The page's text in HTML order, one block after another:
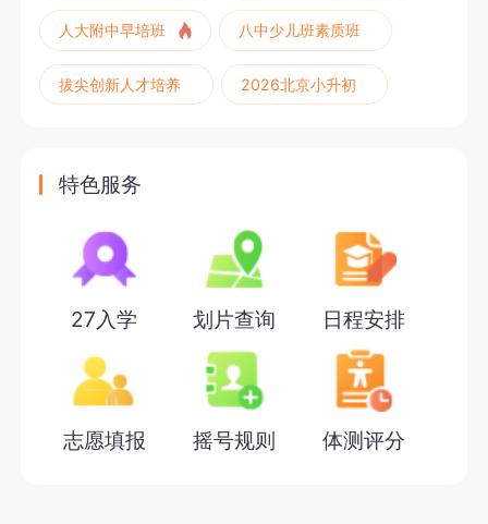
人大附中早培班 八中少儿班素质班
拔尖创新人才培养 2026北京小升初
特色服务
27入学 划片查询 日程安排
志愿填报 摇号规则 体测评分